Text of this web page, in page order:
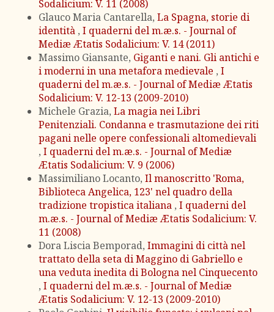
Sodalicium: V. 11 (2008)
Glauco Maria Cantarella, La Spagna, storie di
identità , I quaderni del m.æ.s. - Journal of
Mediæ Ætatis Sodalicium: V. 14 (2011)
Massimo Giansante, Giganti e nani. Gli antichi e
i moderni in una metafora medievale , I
quaderni del m.æ.s. - Journal of Mediæ Ætatis
Sodalicium: V. 12-13 (2009-2010)
Michele Grazia, La magia nei Libri
Penitenziali. Condanna e trasmutazione dei riti
pagani nelle opere confessionali altomedievali
, I quaderni del m.æ.s. - Journal of Mediæ
Ætatis Sodalicium: V. 9 (2006)
Massimiliano Locanto, Il manoscritto 'Roma,
Biblioteca Angelica, 123' nel quadro della
tradizione tropistica italiana , I quaderni del
m.æ.s. - Journal of Mediæ Ætatis Sodalicium: V.
11 (2008)
Dora Liscia Bemporad, Immagini di città nel
trattato della seta di Maggino di Gabriello e
una veduta inedita di Bologna nel Cinquecento
, I quaderni del m.æ.s. - Journal of Mediæ
Ætatis Sodalicium: V. 12-13 (2009-2010)